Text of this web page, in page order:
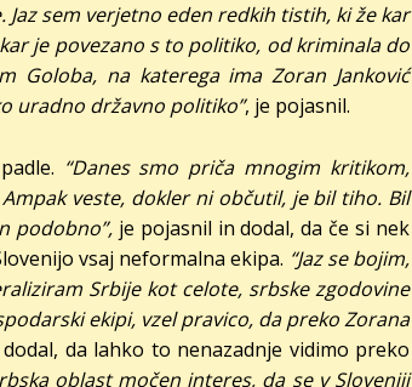
sem verjetno eden redkih tistih, ki že kar
je povezano s to politiko, od kriminala do
Goloba, na katerega ima Zoran Janković
uradno državno politiko”, je pojasnil.
“Danes smo priča mnogim kritikom,
veste, dokler ni občutil, je bil tiho. Bil
podobno”,je pojasnil in dodal, da če si nek
vsaj neformalna ekipa. “Jaz se bojim,
Srbije kot celote, srbske zgodovine
ekipi, vzel pravico, da preko Zorana
da lahko to nenazadnje vidimo preko
oblast močen interes, da se v Sloveniji